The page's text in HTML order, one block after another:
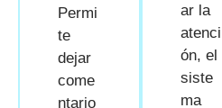
Permi
te
dejar
come
ntario
ar la
atenci
ón, el
siste
ma